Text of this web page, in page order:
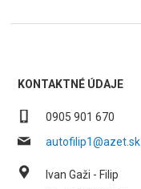
KONTAKTNÉ ÚDAJE
0905 901 670
autofilip1@azet.sk
Ivan Gaži - Filip